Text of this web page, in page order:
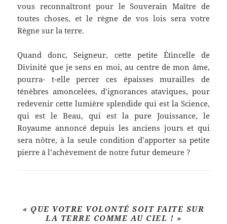
vous reconnaîtront pour le Souverain Maître de
toutes choses, et le règne de vos lois sera votre
Règne sur la terre.
Quand donc, Seigneur, cette petite Étincelle de
Divinité que je sens en moi, au centre de mon âme,
pourra- t-elle percer ces épaisses murailles de
ténèbres amoncelées, d’ignorances ataviques, pour
redevenir cette lumière splendide qui est la Science,
qui est le Beau, qui est la pure Jouissance, le
Royaume annoncé depuis les anciens jours et qui
sera nôtre, à la seule condition d’apporter sa petite
pierre à l’achèvement de notre futur demeure ?
« QUE VOTRE VOLONTÉ SOIT FAITE SUR
LA TERRE COMME AU CIEL ! »